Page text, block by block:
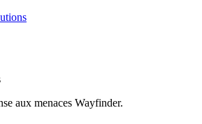
aux menaces Wayfinder.